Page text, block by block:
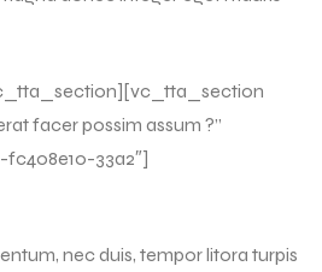
facer possim assum ?”
fc408e10-33a2″]
nec duis, tempor litora turpis